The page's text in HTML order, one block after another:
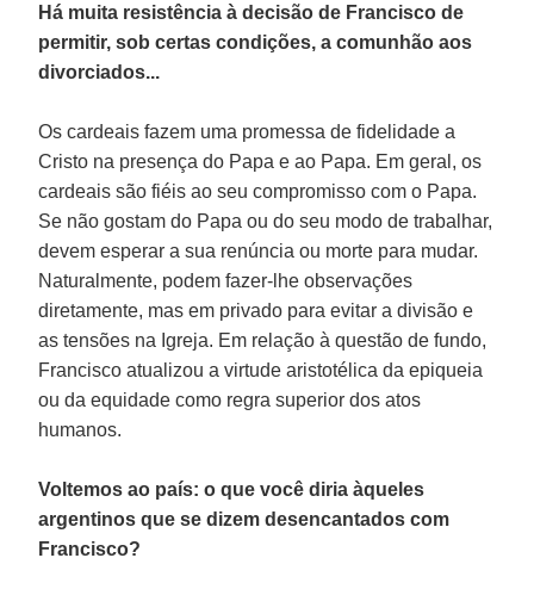
Há muita resistência à decisão de Francisco de
permitir, sob certas condições, a comunhão aos
divorciados...
Os cardeais fazem uma promessa de fidelidade a
Cristo na presença do Papa e ao Papa. Em geral, os
cardeais são fiéis ao seu compromisso com o Papa.
Se não gostam do Papa ou do seu modo de trabalhar,
devem esperar a sua renúncia ou morte para mudar.
Naturalmente, podem fazer-lhe observações
diretamente, mas em privado para evitar a divisão e
as tensões na Igreja. Em relação à questão de fundo,
Francisco atualizou a virtude aristotélica da epiqueia
ou da equidade como regra superior dos atos
humanos.
Voltemos ao país: o que você diria àqueles
argentinos que se dizem desencantados com
Francisco?